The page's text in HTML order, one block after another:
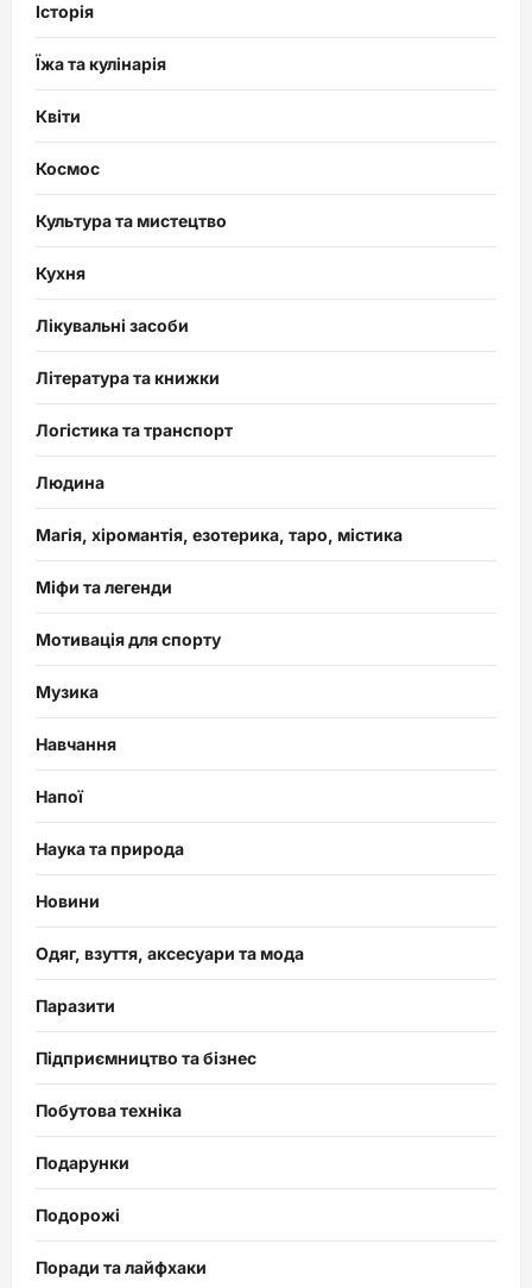
Історія
Їжа та кулінарія
Квіти
Космос
Культура та мистецтво
Кухня
Лікувальні засоби
Література та книжки
Логістика та транспорт
Людина
Магія, хіромантія, езотерика, таро, містика
Міфи та легенди
Мотивація для спорту
Музика
Навчання
Напої
Наука та природа
Новини
Одяг, взуття, аксесуари та мода
Паразити
Підприємництво та бізнес
Побутова техніка
Подарунки
Подорожі
Поради та лайфхаки